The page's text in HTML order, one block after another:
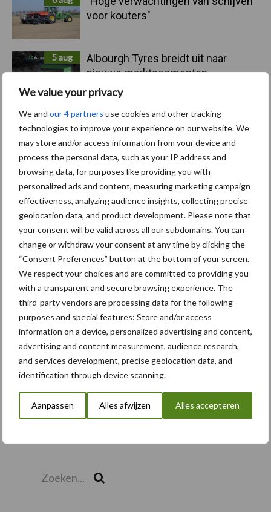
We value your privacy
We and our 4 partners use cookies and other tracking
technologies to improve your experience on our website. We
may store and/or access information from your device and
process the personal data, such as your IP address and
browsing data, for purposes like providing you with
personalized ads and content, measuring marketing campaign
effectiveness, analyzing audience insights, collecting precise
geolocation data, and product development. Please note that
your consent will be valid across all our subdomains. You can
change or withdraw your consent at any time by clicking the
“Consent Preferences” button at the bottom of your screen.
We respect your choices and are committed to providing you
with a transparent and secure browsing experience. The
third-party vendors are processing data for the following
purposes and special features: Store and/or access
information on a device, personalized advertising and content,
advertising and content measurement, audience research,
and services development, precise geolocation data, and
identification through device scanning.
Aanpassen Alles afwijzen Alles accepteren
voor kouters"
5 aug
Albourgh Tyres breidt uit naar
nieuwe marktsegmenten
5 aug
Caterpillar breidt gamma
elektrische bulldozers uit
5 aug
Komatsu HM460-6 knikdumper legt
lat opnieuw hoger
5 aug
Nieuwe compacte gedragen
pootcombinatie van AVR
Toon meer